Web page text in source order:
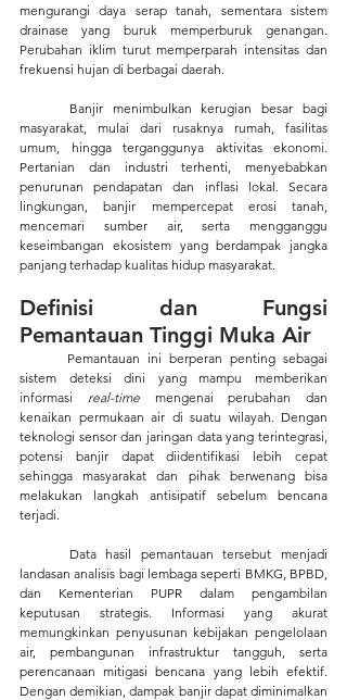
mengurangi daya serap tanah, sementara sistem
drainase yang buruk memperburuk genangan.
Perubahan iklim turut memperparah intensitas dan
frekuensi hujan di berbagai daerah.
Banjir menimbulkan kerugian besar bagi
masyarakat, mulai dari rusaknya rumah, fasilitas
umum, hingga terganggunya aktivitas ekonomi.
Pertanian dan industri terhenti, menyebabkan
penurunan pendapatan dan inflasi lokal. Secara
lingkungan, banjir mempercepat erosi tanah,
mencemari sumber air, serta mengganggu
keseimbangan ekosistem yang berdampak jangka
panjang terhadap kualitas hidup masyarakat.
Definisi dan Fungsi
Pemantauan Tinggi Muka Air
sistem deteksi dini yang mampu memberikan
informasi real-time mengenai perubahan dan
kenaikan permukaan air di suatu wilayah. Dengan
teknologi sensor dan jaringan data yang terintegrasi,
potensi banjir dapat diidentifikasi lebih cepat
sehingga masyarakat dan pihak berwenang bisa
melakukan langkah antisipatif sebelum bencana
terjadi.
landasan analisis bagi lembaga seperti BMKG, BPBD,
dan Kementerian PUPR dalam pengambilan
keputusan strategis. Informasi yang akurat
memungkinkan penyusunan kebijakan pengelolaan
air, pembangunan infrastruktur tangguh, serta
perencanaan mitigasi bencana yang lebih efektif.
Dengan demikian, dampak banjir dapat diminimalkan